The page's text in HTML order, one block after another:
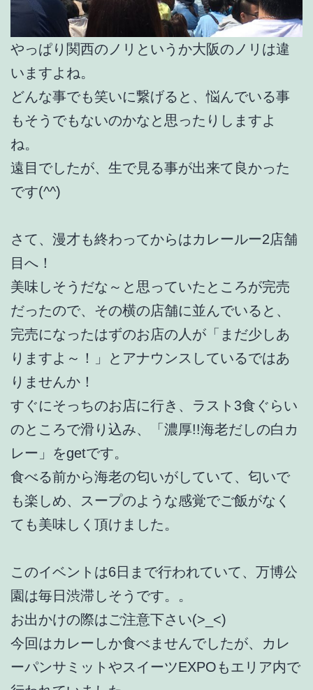
やっぱり関西のノリというか大阪のノリは違
いますよね。
どんな事でも笑いに繋げると、悩んでいる事
もそうでもないのかなと思ったりしますよ
ね。
遠目でしたが、生で見る事が出来て良かった
です(^^)
さて、漫才も終わってからはカレールー2店舗
目へ！
美味しそうだな～と思っていたところが完売
だったので、その横の店舗に並んでいると、
完売になったはずのお店の人が「まだ少しあ
りますよ～！」とアナウンスしているではあ
りませんか！
すぐにそっちのお店に行き、ラスト3食ぐらい
のところで滑り込み、「濃厚!!海老だしの白カ
レー」をgetです。
食べる前から海老の匂いがしていて、匂いで
も楽しめ、スープのような感覚でご飯がなく
ても美味しく頂けました。
このイベントは6日まで行われていて、万博公
園は毎日渋滞しそうです。。
お出かけの際はご注意下さい(>_<)
今回はカレーしか食べませんでしたが、カレ
ーパンサミットやスイーツEXPOもエリア内で